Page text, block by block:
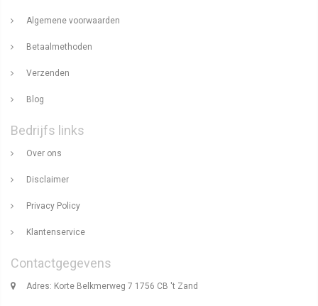
Algemene voorwaarden
Betaalmethoden
Verzenden
Blog
Bedrijfs links
Over ons
Disclaimer
Privacy Policy
Klantenservice
Contactgegevens
Adres: Korte Belkmerweg 7 1756 CB 't Zand